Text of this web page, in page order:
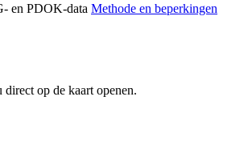
en PDOK-data Methode en beperkingen
direct op de kaart openen.